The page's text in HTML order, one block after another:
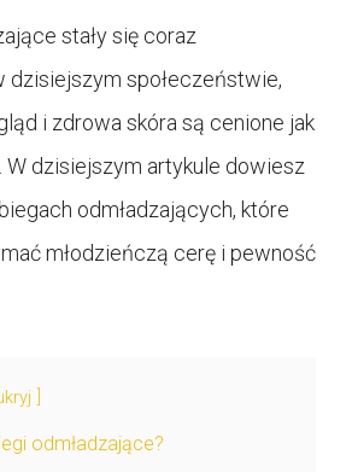
stały się coraz
dzisiejszym społeczeństwie,
i zdrowa skóra są cenione jak
W dzisiejszym artykule dowiesz
odmładzających, które
młodzieńczą cerę i pewność
odmładzające?